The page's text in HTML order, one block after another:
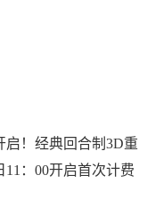
！经典回合制3D重
：00开启首次计费